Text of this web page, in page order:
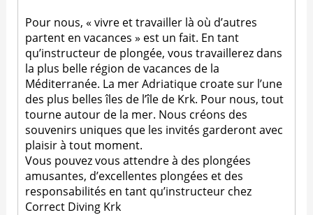
Pour nous, « vivre et travailler là où d’autres
partent en vacances » est un fait. En tant
qu’instructeur de plongée, vous travaillerez dans
la plus belle région de vacances de la
Méditerranée. La mer Adriatique croate sur l’une
des plus belles îles de l’île de Krk. Pour nous, tout
tourne autour de la mer. Nous créons des
souvenirs uniques que les invités garderont avec
plaisir à tout moment.
Vous pouvez vous attendre à des plongées
amusantes, d’excellentes plongées et des
responsabilités en tant qu’instructeur chez
Correct Diving Krk